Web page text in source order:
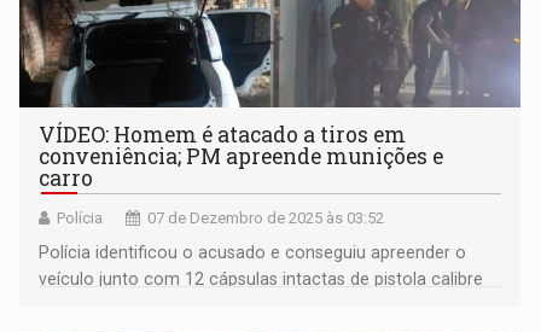
VÍDEO: Homem é atacado a tiros em
conveniência; PM apreende munições e
carro
Polícia 07 de Dezembro de 2025 às 03:52
Polícia identificou o acusado e conseguiu apreender o
veículo junto com 12 cápsulas intactas de pistola calibre